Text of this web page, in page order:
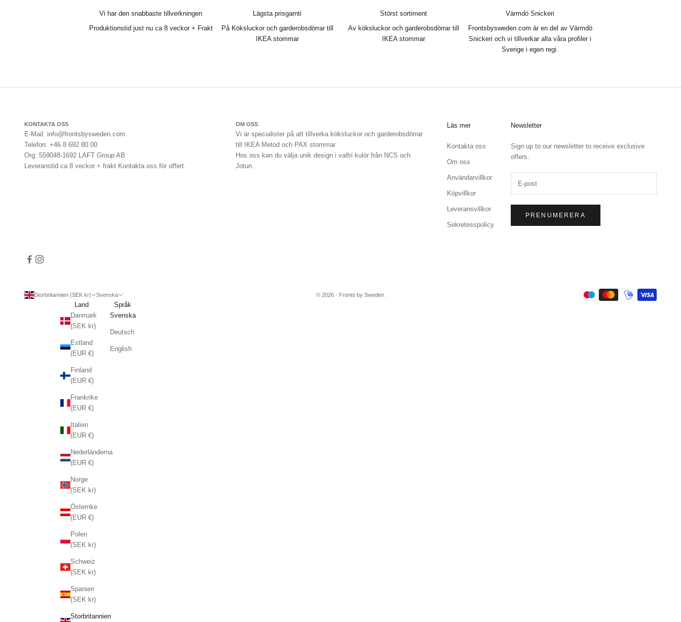
Vi har den snabbaste tillverkningen
Produktionstid just nu ca 8 veckor + Frakt
Lägsta prisgarnti
På Köksluckor och garderobsdörrar till
IKEA stommar
Störst sortiment
Av köksluckor och garderobsdörrar till
IKEA stommar
Värmdö Snickeri
Frontsbysweden.com är en del av Värmdö
Snickeri och vi tillverkar alla våra profiler i
Sverige i egen regi.
KONTAKTA OSS
E-Mail: info@frontsbysweden.com
Telefon: +46 8 692 80 00
Org: 559048-1692 LAFT Group AB
Leveranstid ca 8 veckor + frakt Kontakta oss för offert.
OM OSS
Vi är specialister på att tillverka köksluckor och garderobsdörrar
till IKEA Metod och PAX stommar.
Hos oss kan du välja unik design i valfri kulör från NCS och
Jotun.
Läs mer
Kontakta oss
Om oss
Användarvillkor
Köpvillkor
Leveransvillkor
Sekretesspolicy
Newsletter
Sign up to our newsletter to receive exclusive
offers.
PRENUMERERA
Storbritannien (SEK kr)
Land
Danmark
(SEK kr)
Estland
(EUR €)
Finland
(EUR €)
Frankrike
(EUR €)
Italien
(EUR €)
Nederländerna
(EUR €)
Norge
(SEK kr)
Österrike
(EUR €)
Polen
(SEK kr)
Schweiz
(SEK kr)
Spanien
(SEK kr)
Storbritannien
Svenska
Språk
Svenska
Deutsch
English
© 2026 - Fronts by Sweden .